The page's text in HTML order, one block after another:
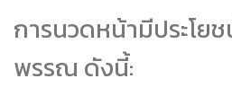
การนวดหน้ามีประโย
พรรณ ดังนี้: